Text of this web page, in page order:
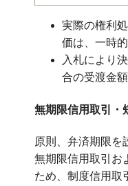
実際の権利
価は、一時
入札により
合の受渡金
無期限信用取引・
原則、弁済期限を
無期限信用取引お
ため、制度信用取